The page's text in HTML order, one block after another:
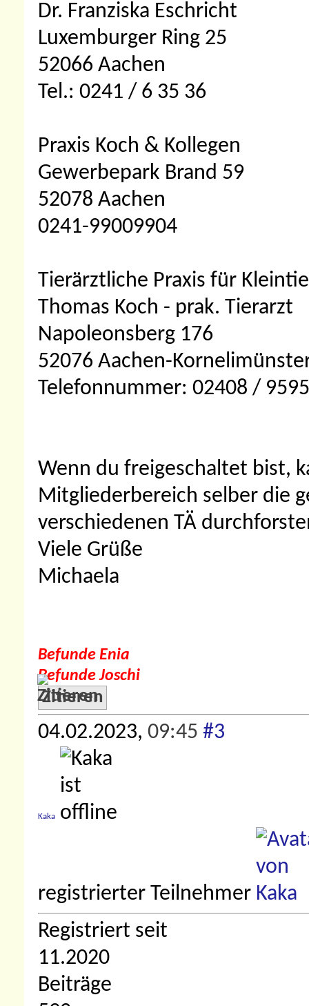
Dr. Franziska Eschricht
Luxemburger Ring 25
52066 Aachen
Tel.: 0241 / 6 35 36
Praxis Koch & Kollegen
Gewerbepark Brand 59
52078 Aachen
0241-99009904
Tierärztliche Praxis für
Thomas Koch - prak. Tierarzt
Napoleonsberg 176
52076 Aachen-
Telefonnummer: 02408 /
Wenn du freigeschaltet bist,
Mitgliederbereich selber die
verschiedenen TÄ
Viele Grüße
Michaela
Befunde Enia
Befunde Joschi
Zitieren
04.02.2023, 09:45 #3
Kaka
registrierter Teilnehmer
Registriert seit
11.2020
Beiträge